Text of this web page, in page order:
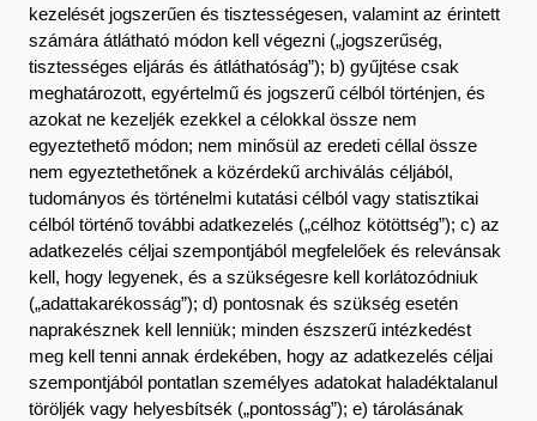
kezelését jogszerűen és tisztességesen, valamint az érintett
számára átlátható módon kell végezni („jogszerűség,
tisztességes eljárás és átláthatóság”); b) gyűjtése csak
meghatározott, egyértelmű és jogszerű célból történjen, és
azokat ne kezeljék ezekkel a célokkal össze nem
egyeztethető módon; nem minősül az eredeti céllal össze
nem egyeztethetőnek a közérdekű archiválás céljából,
tudományos és történelmi kutatási célból vagy statisztikai
célból történő további adatkezelés („célhoz kötöttség”); c) az
adatkezelés céljai szempontjából megfelelőek és relevánsak
kell, hogy legyenek, és a szükségesre kell korlátozódniuk
(„adattakarékosság”); d) pontosnak és szükség esetén
naprakésznek kell lenniük; minden észszerű intézkedést
meg kell tenni annak érdekében, hogy az adatkezelés céljai
szempontjából pontatlan személyes adatokat haladéktalanul
töröljék vagy helyesbítsék („pontosság”); e) tárolásának